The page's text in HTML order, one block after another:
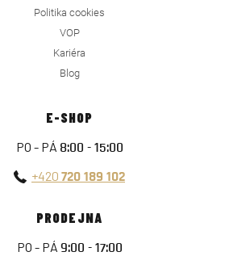
Politika cookies
VOP
Kariéra
Blog
E-SHOP
PO - PÁ 8:00 - 15:00
+420 720 189 102
PRODEJNA
PO - PÁ 9:00 - 17:00